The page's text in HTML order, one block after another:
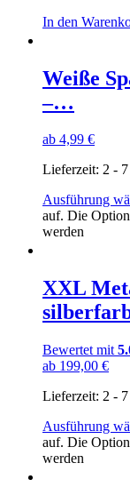
In den
Weiße
–…
ab 4,99 €
Lieferzeit: 2 -
Ausführung
auf. Die
werden
XXL
Bewertet mit
ab 199,00 €
Lieferzeit: 2 -
Ausführung
auf. Die
werden